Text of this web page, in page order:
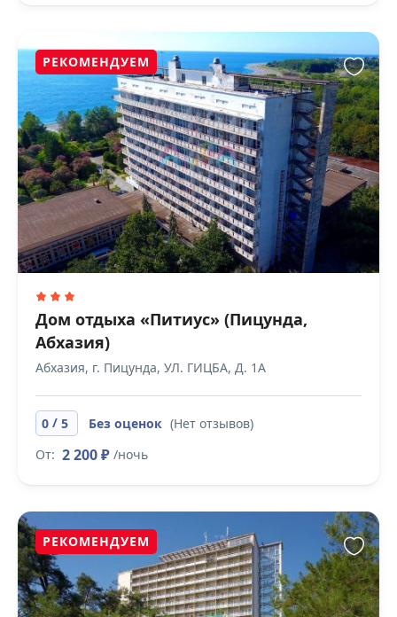
РЕКОМЕНДУЕМ
Дом отдыха «Питиус» (Пицунда,
Абхазия)
Абхазия, г. Пицунда, УЛ. ГИЦБА, Д. 1А
0 / 5 Без оценок (Нет отзывов)
От: 2 200 ₽ /ночь
РЕКОМЕНДУЕМ